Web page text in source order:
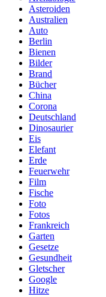
Asteroiden
Australien
Auto
Berlin
Bienen
Bilder
Brand
Bücher
China
Corona
Deutschland
Dinosaurier
Eis
Elefant
Erde
Feuerwehr
Film
Fische
Foto
Fotos
Frankreich
Garten
Gesetze
Gesundheit
Gletscher
Google
Hitze